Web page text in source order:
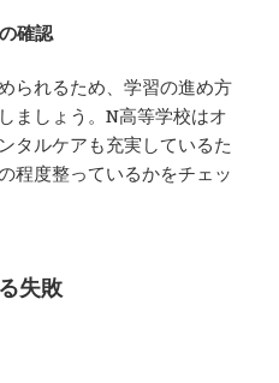
確認
られるため、学習の進め方
ましょう。N高等学校はオ
タルケアも充実しているた
程度整っているかをチェッ
失敗